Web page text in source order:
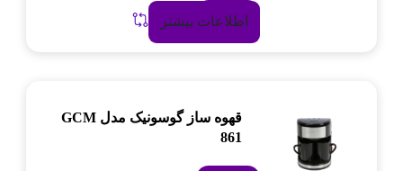
اطلاعات بیشتر
قهوه ساز گوسونیک مدل GCM
861